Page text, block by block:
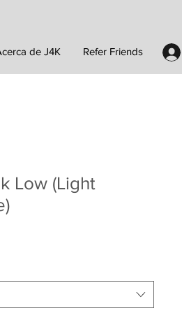
de J4K Refer Friends
Low (Light